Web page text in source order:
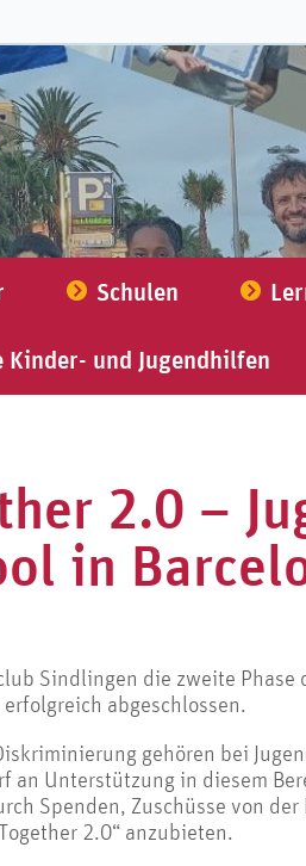
Schulen
und Jugendhilfen
2.0 –
in
Sindlingen die zweite Phase
erfolgreich abgeschlossen.
gehören bei
an Unterstützung in diesem
Spenden, Zuschüsse von
2.0“ anzubieten.